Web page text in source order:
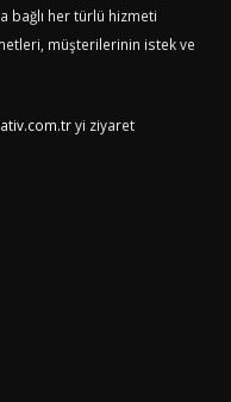
bağlı her türlü hizmeti
müşterilerinin istek ve
yi ziyaret